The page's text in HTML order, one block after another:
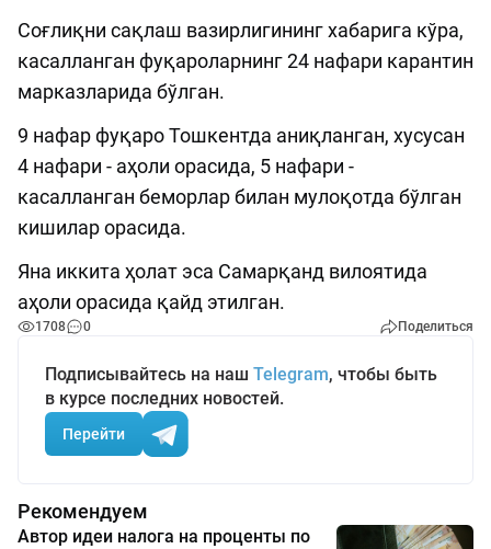
Соғлиқни сақлаш вазирлигининг хабарига кўра,
касалланган фуқароларнинг 24 нафари карантин
марказларида бўлган.
9 нафар фуқаро Тошкентда аниқланган, хусусан
4 нафари - аҳоли орасида, 5 нафари -
касалланган беморлар билан мулоқотда бўлган
кишилар орасида.
Яна иккита ҳолат эса Самарқанд вилоятида
аҳоли орасида қайд этилган.
1708 0 Поделиться
Подписывайтесь на наш Telegram, чтобы быть
в курсе последних новостей.
Перейти
Рекомендуем
Автор идеи налога на проценты по